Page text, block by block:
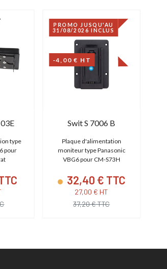
type
pour
PROMO JUSQU'AU
31/08/2026 INCLUS
-4,00 € HT
Swit S 7006 B
Plaque d'alimentation
moniteur type Panasonic
VBG6 pour CM-S73H
32,40 € TTC
27,00 € HT
37,20 € TTC